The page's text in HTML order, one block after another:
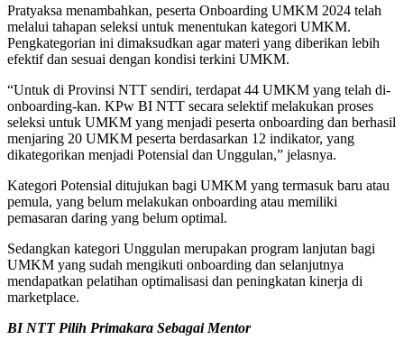
Pratyaksa menambahkan, peserta Onboarding UMKM 2024 telah
melalui tahapan seleksi untuk menentukan kategori UMKM.
Pengkategorian ini dimaksudkan agar materi yang diberikan lebih
efektif dan sesuai dengan kondisi terkini UMKM.
“Untuk di Provinsi NTT sendiri, terdapat 44 UMKM yang telah di-
onboarding-kan. KPw BI NTT secara selektif melakukan proses
seleksi untuk UMKM yang menjadi peserta onboarding dan berhasil
menjaring 20 UMKM peserta berdasarkan 12 indikator, yang
dikategorikan menjadi Potensial dan Unggulan,” jelasnya.
Kategori Potensial ditujukan bagi UMKM yang termasuk baru atau
pemula, yang belum melakukan onboarding atau memiliki
pemasaran daring yang belum optimal.
Sedangkan kategori Unggulan merupakan program lanjutan bagi
UMKM yang sudah mengikuti onboarding dan selanjutnya
mendapatkan pelatihan optimalisasi dan peningkatan kinerja di
marketplace.
BI NTT Pilih Primakara Sebagai Mentor